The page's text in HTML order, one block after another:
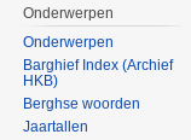
Onderwerpen
Onderwerpen
Barghief Index (Archief
HKB)
Berghse woorden
Jaartallen